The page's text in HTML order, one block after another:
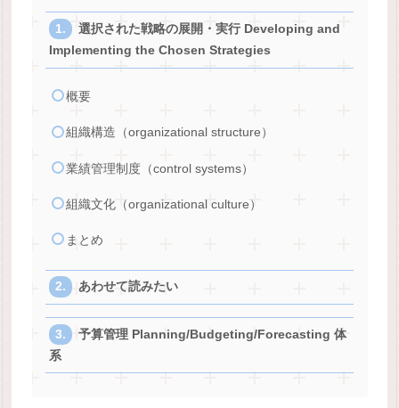
選択された戦略の展開・実行 Developing and
Implementing the Chosen Strategies
概要
組織構造（organizational structure）
業績管理制度（control systems）
組織文化（organizational culture）
まとめ
あわせて読みたい
予算管理 Planning/Budgeting/Forecasting 体
系